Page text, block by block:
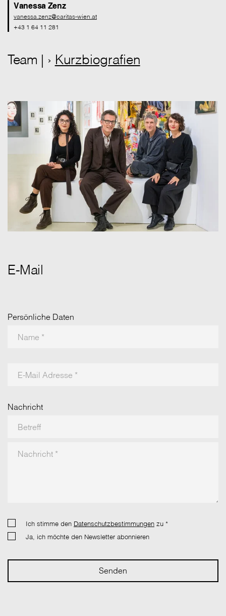
Vanessa Zenz
vanessa.zenz@caritas-wien.at
+43 1 64 11 281
Team | › Kurzbiografien
E-Mail
Persönliche Daten
Name *
E-Mail Adresse *
Nachricht
Betreff
Nachricht *
Ich stimme den Datenschutzbestimmungen zu *
Ja, ich möchte den Newsletter abonnieren
Senden